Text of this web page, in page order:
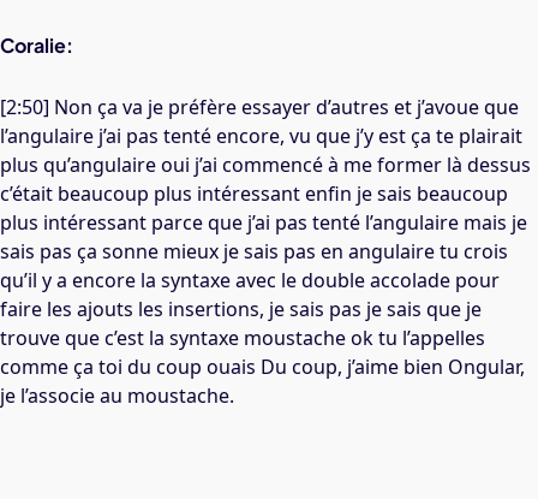
Coralie:
[2:50] Non ça va je préfère essayer d’autres et j’avoue que
l’angulaire j’ai pas tenté encore, vu que j’y est ça te plairait
plus qu’angulaire oui j’ai commencé à me former là dessus
c’était beaucoup plus intéressant enfin je sais beaucoup
plus intéressant parce que j’ai pas tenté l’angulaire mais je
sais pas ça sonne mieux je sais pas en angulaire tu crois
qu’il y a encore la syntaxe avec le double accolade pour
faire les ajouts les insertions, je sais pas je sais que je
trouve que c’est la syntaxe moustache ok tu l’appelles
comme ça toi du coup ouais Du coup, j’aime bien Ongular,
je l’associe au moustache.